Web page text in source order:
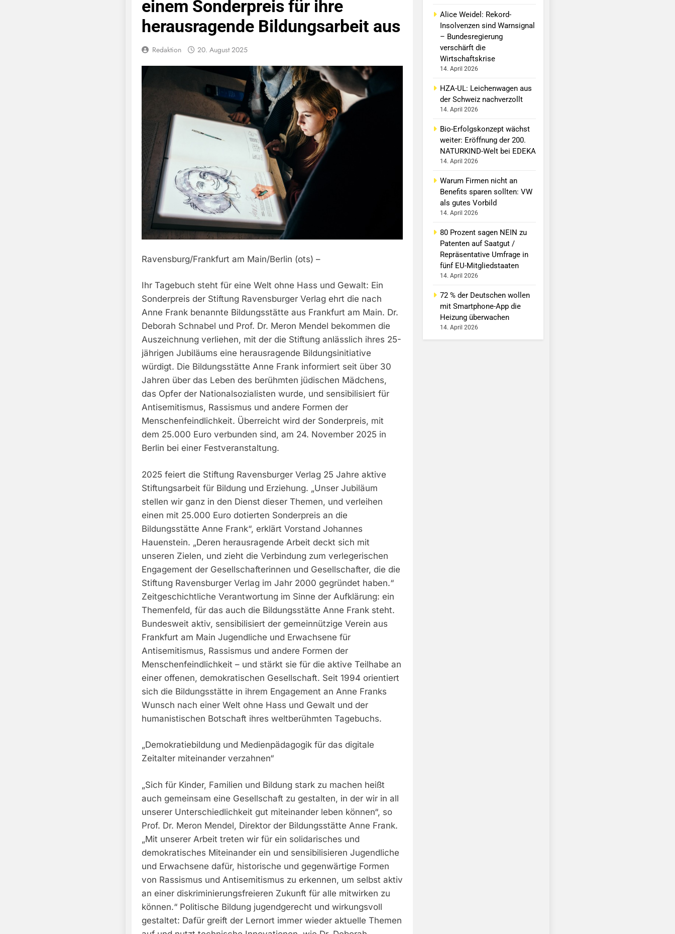
einem Sonderpreis für ihre
herausragende Bildungsarbeit aus
Redaktion 20. August 2025
Ravensburg/Frankfurt am Main/Berlin (ots) –
Ihr Tagebuch steht für eine Welt ohne Hass und Gewalt: Ein
Sonderpreis der Stiftung Ravensburger Verlag ehrt die nach
Anne Frank benannte Bildungsstätte aus Frankfurt am Main. Dr.
Deborah Schnabel und Prof. Dr. Meron Mendel bekommen die
Auszeichnung verliehen, mit der die Stiftung anlässlich ihres 25-
jährigen Jubiläums eine herausragende Bildungsinitiative
würdigt. Die Bildungsstätte Anne Frank informiert seit über 30
Jahren über das Leben des berühmten jüdischen Mädchens,
das Opfer der Nationalsozialisten wurde, und sensibilisiert für
Antisemitismus, Rassismus und andere Formen der
Menschenfeindlichkeit. Überreicht wird der Sonderpreis, mit
dem 25.000 Euro verbunden sind, am 24. November 2025 in
Berlin bei einer Festveranstaltung.
2025 feiert die Stiftung Ravensburger Verlag 25 Jahre aktive
Stiftungsarbeit für Bildung und Erziehung. „Unser Jubiläum
stellen wir ganz in den Dienst dieser Themen, und verleihen
einen mit 25.000 Euro dotierten Sonderpreis an die
Bildungsstätte Anne Frank“, erklärt Vorstand Johannes
Hauenstein. „Deren herausragende Arbeit deckt sich mit
unseren Zielen, und zieht die Verbindung zum verlegerischen
Engagement der Gesellschafterinnen und Gesellschafter, die die
Stiftung Ravensburger Verlag im Jahr 2000 gegründet haben.“
Zeitgeschichtliche Verantwortung im Sinne der Aufklärung: ein
Themenfeld, für das auch die Bildungsstätte Anne Frank steht.
Bundesweit aktiv, sensibilisiert der gemeinnützige Verein aus
Frankfurt am Main Jugendliche und Erwachsene für
Antisemitismus, Rassismus und andere Formen der
Menschenfeindlichkeit – und stärkt sie für die aktive Teilhabe an
einer offenen, demokratischen Gesellschaft. Seit 1994 orientiert
sich die Bildungsstätte in ihrem Engagement an Anne Franks
Wunsch nach einer Welt ohne Hass und Gewalt und der
humanistischen Botschaft ihres weltberühmten Tagebuchs.
„Demokratiebildung und Medienpädagogik für das digitale
Zeitalter miteinander verzahnen“
„Sich für Kinder, Familien und Bildung stark zu machen heißt
auch gemeinsam eine Gesellschaft zu gestalten, in der wir in all
unserer Unterschiedlichkeit gut miteinander leben können“, so
Prof. Dr. Meron Mendel, Direktor der Bildungsstätte Anne Frank.
„Mit unserer Arbeit treten wir für ein solidarisches und
demokratisches Miteinander ein und sensibilisieren Jugendliche
und Erwachsene dafür, historische und gegenwärtige Formen
von Rassismus und Antisemitismus zu erkennen, um selbst aktiv
an einer diskriminierungsfreieren Zukunft für alle mitwirken zu
können.“ Politische Bildung jugendgerecht und wirkungsvoll
gestaltet: Dafür greift der Lernort immer wieder aktuelle Themen
Alice Weidel: Rekord-
Insolvenzen sind Warnsignal
– Bundesregierung
verschärft die
Wirtschaftskrise
14. April 2026
HZA-UL: Leichenwagen aus
der Schweiz nachverzollt
14. April 2026
Bio-Erfolgskonzept wächst
weiter: Eröffnung der 200.
NATURKIND-Welt bei EDEKA
14. April 2026
Warum Firmen nicht an
Benefits sparen sollten: VW
als gutes Vorbild
14. April 2026
80 Prozent sagen NEIN zu
Patenten auf Saatgut /
Repräsentative Umfrage in
fünf EU-Mitgliedstaaten
14. April 2026
72 % der Deutschen wollen
mit Smartphone-App die
Heizung überwachen
14. April 2026